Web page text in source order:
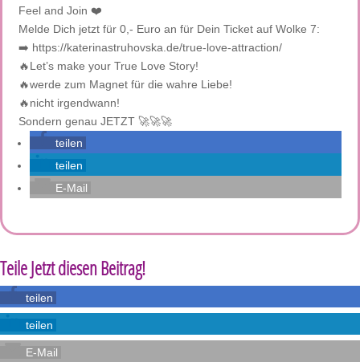
Feel and Join ❤️
Melde Dich jetzt für 0,- Euro an für Dein Ticket auf Wolke 7:
➡️ https://katerinastruhovska.de/true-love-attraction/
🔥Let’s make your True Love Story!
🔥werde zum Magnet für die wahre Liebe!
🔥nicht irgendwann!
Sondern genau JETZT 🚀🚀🚀
teilen
teilen
E-Mail
Teile Jetzt diesen Beitrag!
teilen
teilen
E-Mail